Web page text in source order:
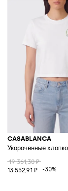
CASABLANCA
Укороченные
19 361,30 ₽
13 552,91 ₽
-30%